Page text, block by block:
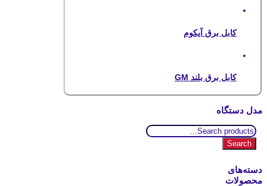
کابل برق آیکوم
کابل برق بلند GM
مدل دستگاه
Search
for:
Search
دسته‌های
محصولات